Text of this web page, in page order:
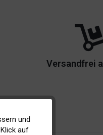
Versandfrei
und
auf